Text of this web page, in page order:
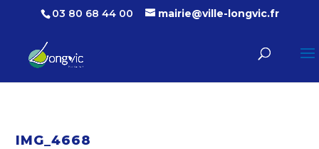
03 80 68 44 00 mairie@ville-longvic.fr
IMG_4668